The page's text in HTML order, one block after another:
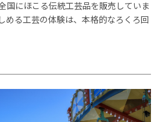
国にほこる伝統工芸品を販売していま
める工芸の体験は、本格的なろくろ回